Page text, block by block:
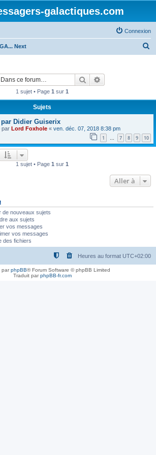
galactiques.com
Connexion
Next
e
Rechercher
1 sujet • Page 1 sur 1
Sujets
par Didier Guiserix
par Lord Foxhole « ven. déc. 07, 2018 8:38 pm
1 … 7 8 9 10
1 sujet • Page 1 sur 1
Aller à
de nouveaux sujets
aux sujets
vos messages
vos messages
des fichiers
Heures au format UTC+02:00
parphpBB® Forum Software © phpBB Limited
Traduit parphpBB-fr.com